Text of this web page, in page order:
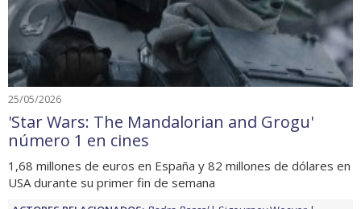
25/05/2026
'Star Wars: The Mandalorian and Grogu'
número 1 en cines
1,68 millones de euros en España y 82 millones de dólares en
USA durante su primer fin de semana